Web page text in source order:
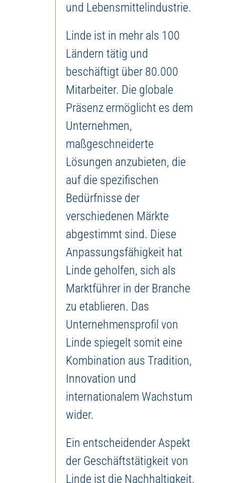
und Lebensmittelindustrie.
Linde ist in mehr als 100
Ländern tätig und
beschäftigt über 80.000
Mitarbeiter. Die globale
Präsenz ermöglicht es dem
Unternehmen,
maßgeschneiderte
Lösungen anzubieten, die
auf die spezifischen
Bedürfnisse der
verschiedenen Märkte
abgestimmt sind. Diese
Anpassungsfähigkeit hat
Linde geholfen, sich als
Marktführer in der Branche
zu etablieren. Das
Unternehmensprofil von
Linde spiegelt somit eine
Kombination aus Tradition,
Innovation und
internationalem Wachstum
wider.
Ein entscheidender Aspekt
der Geschäftstätigkeit von
Linde ist die Nachhaltigkeit.